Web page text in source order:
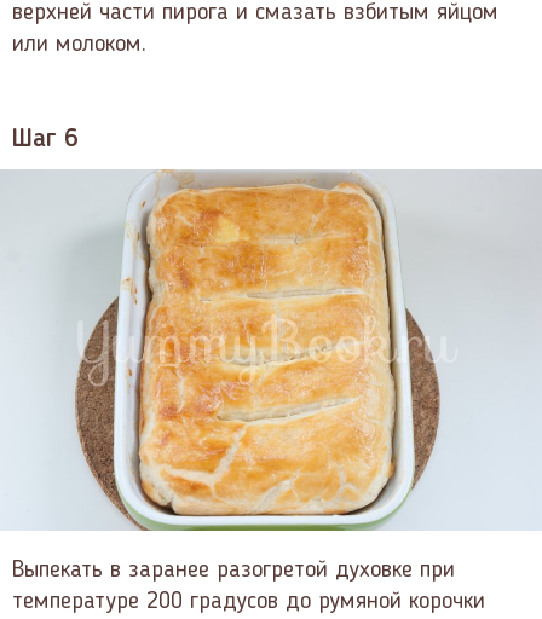
верхней части пирога и смазать взбитым яйцом
или молоком.
Шаг 6
Выпекать в заранее разогретой духовке при
температуре 200 градусов до румяной корочки